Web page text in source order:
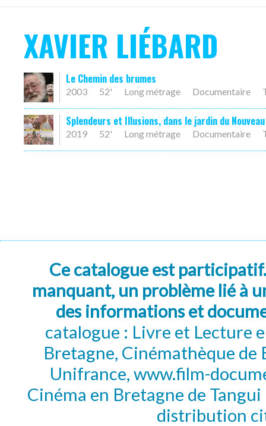
XAVIER LIÉBARD
Le Chemin des brumes
2003 52' Long métrage Documentaire
Splendeurs et Illusions, dans le jardin du
2019 52' Long métrage Documentaire
Ce catalogue est
manquant, un problème lié à
des informations et
catalogue : Livre et Lecture
Bretagne, Cinémathèque de
Unifrance, www.film-
Cinéma en Bretagne de
distribution